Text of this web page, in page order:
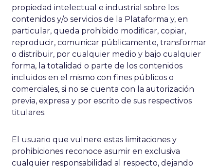
propiedad intelectual e industrial sobre los
contenidos y/o servicios de la Plataforma y, en
particular, queda prohibido modificar, copiar,
reproducir, comunicar públicamente, transformar
o distribuir, por cualquier medio y bajo cualquier
forma, la totalidad o parte de los contenidos
incluidos en el mismo con fines públicos o
comerciales, si no se cuenta con la autorización
previa, expresa y por escrito de sus respectivos
titulares.
El usuario que vulnere estas limitaciones y
prohibiciones reconoce asumir en exclusiva
cualquier responsabilidad al respecto, dejando